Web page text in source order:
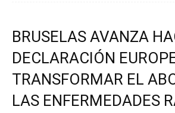
BRUSELAS AVANZA
DECLARACIÓN
TRANSFORMAR EL
LAS ENFERMEDADES